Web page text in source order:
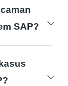
SAP?
untuk